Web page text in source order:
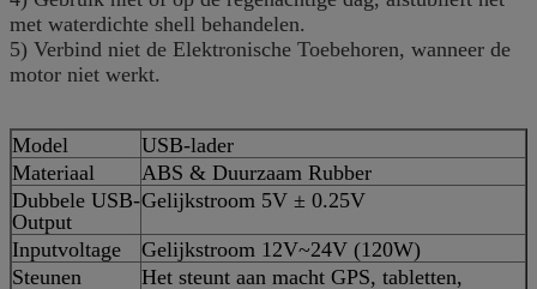
met waterdichte shell behandelen.
5) Verbind niet de Elektronische Toebehoren, wanneer de
motor niet werkt.
Model
USB-lader
Materiaal
ABS & Duurzaam Rubber
Dubbele USB-
Output
Gelijkstroom 5V ± 0.25V
Inputvoltage
Gelijkstroom 12V~24V (120W)
Steunen
Het steunt aan macht GPS, tabletten,